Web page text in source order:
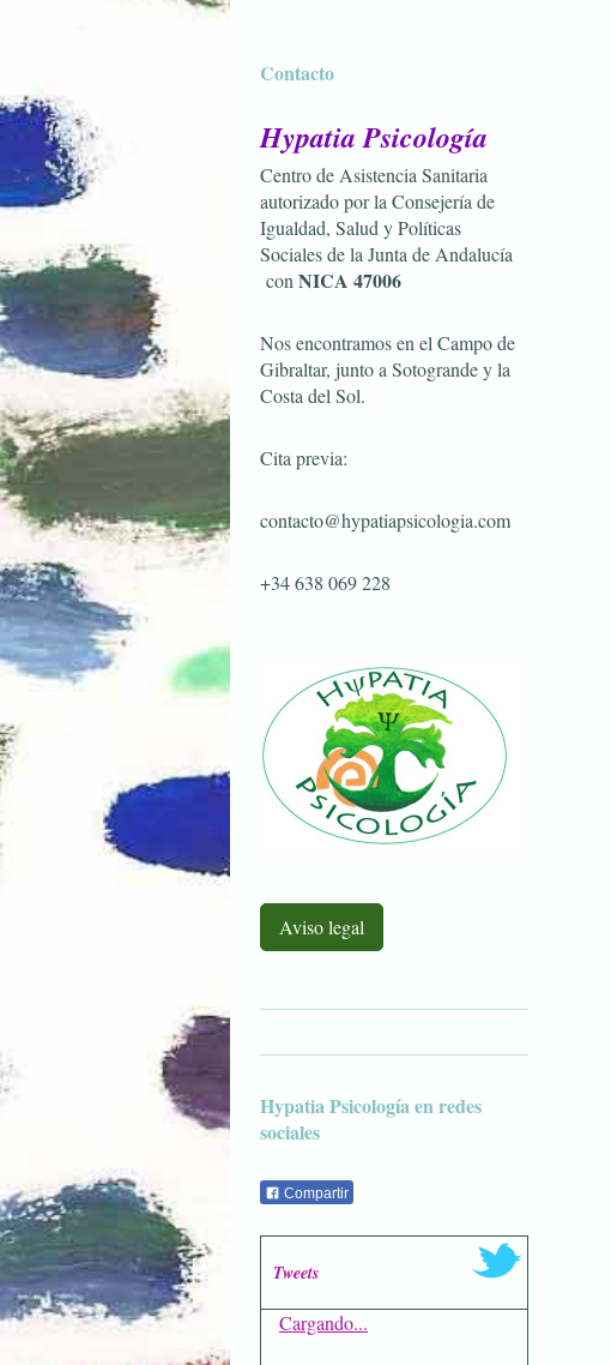
Contacto
Hypatia Psicología
Centro de Asistencia Sanitaria
autorizado por la Consejería de
Igualdad, Salud y Políticas
Sociales de la Junta de Andalucía
con NICA 47006
Nos encontramos en el Campo de
Gibraltar, junto a Sotogrande y la
Costa del Sol.
Cita previa:
contacto@hypatiapsicologia.com
+34 638 069 228
Aviso legal
Hypatia Psicología en redes
sociales
Compartir
Tweets
Cargando...